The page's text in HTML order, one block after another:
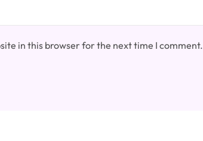
in this browser for the next time I comment.